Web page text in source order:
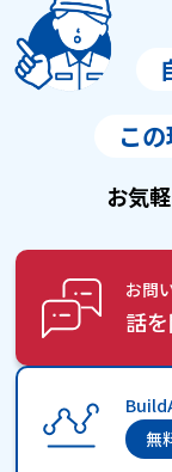
こ
お気
話
お問